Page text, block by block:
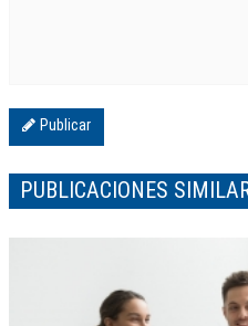
Publicar
PUBLICACIONES